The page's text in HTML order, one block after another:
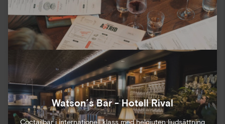
Watson´s Bar - Hotell Rival
Coctailbar i internationell klass med helgjuten ljudsättning